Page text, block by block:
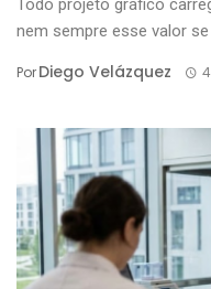
Todo projeto gráfico
nem sempre esse valor
PorDiego Velázquez